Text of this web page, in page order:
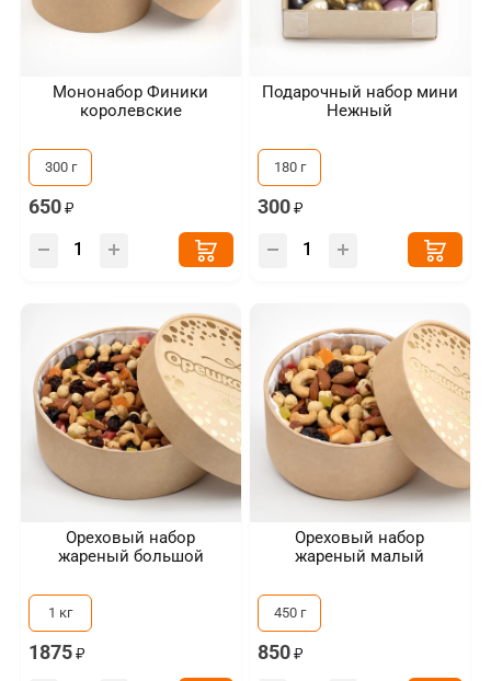
Мононабор Финики
королевские
300 г
650
Подарочный набор мини
Нежный
180 г
300
Ореховый набор
жареный большой
1 кг
1875
Ореховый набор
жареный малый
450 г
850